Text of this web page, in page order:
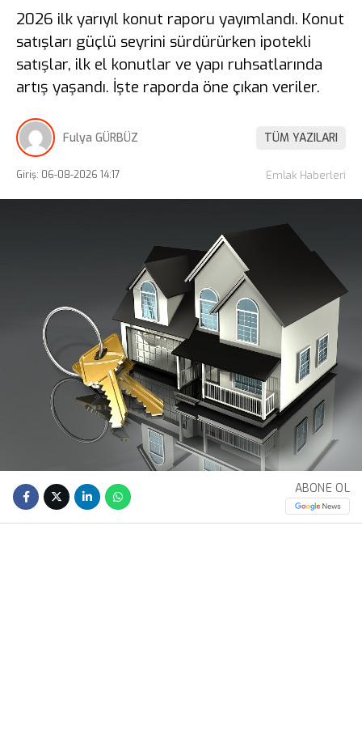
2026 ilk yarıyıl konut raporu yayımlandı. Konut
satışları güçlü seyrini sürdürürken ipotekli
satışlar, ilk el konutlar ve yapı ruhsatlarında
artış yaşandı. İşte raporda öne çıkan veriler.
Fulya GÜRBÜZ TÜM YAZILARI
Giriş: 06-08-2026 14:17 Emlak Haberleri
ABONE OL